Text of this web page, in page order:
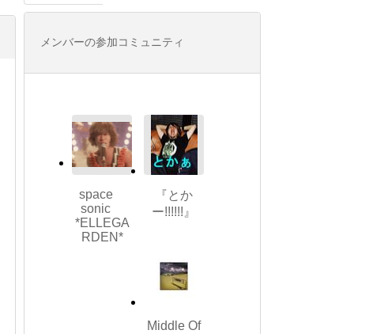
メンバーの参加コミュニティ
space
sonic
*ELLEGA
RDEN*
『とか
ー!!!!!!』
Middle Of